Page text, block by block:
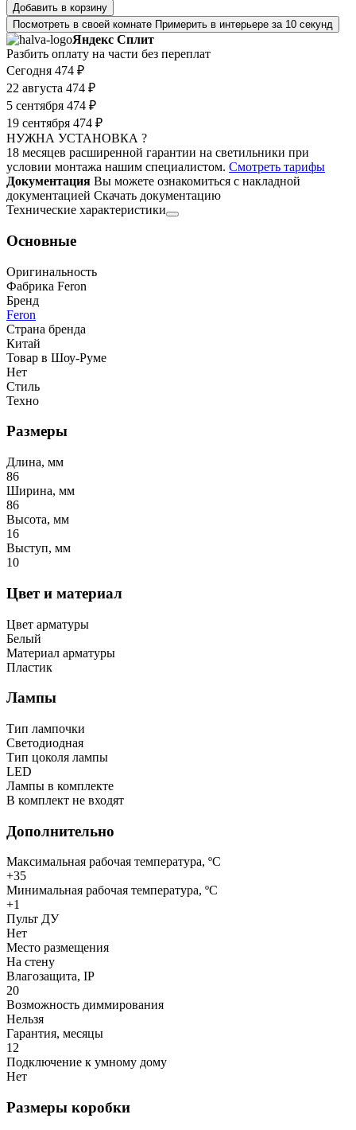
Добавить в корзину
Посмотреть в своей комнате Примерить в интерьере за 10 секунд
Яндекс Сплит
Разбить оплату на части без переплат
Сегодня 474 ₽
22 августа 474 ₽
5 сентября 474 ₽
19 сентября 474 ₽
НУЖНА УСТАНОВКА ?
18 месяцев расширенной гарантии на светильники при
условии монтажа нашим специалистом. Смотреть тарифы
Документация Вы можете ознакомиться с накладной
документацией Скачать документацию
Технические характеристики
Основные
Оригинальность
Фабрика Feron
Бренд
Feron
Страна бренда
Китай
Товар в Шоу-Руме
Нет
Стиль
Техно
Размеры
Длина, мм
86
Ширина, мм
86
Высота, мм
16
Выступ, мм
10
Цвет и материал
Цвет арматуры
Белый
Материал арматуры
Пластик
Лампы
Тип лампочки
Светодиодная
Тип цоколя лампы
LED
Лампы в комплекте
В комплект не входят
Дополнительно
Максимальная рабочая температура, ºС
+35
Минимальная рабочая температура, ºС
+1
Пульт ДУ
Нет
Место размещения
На стену
Влагозащита, IP
20
Возможность диммирования
Нельзя
Гарантия, месяцы
12
Подключение к умному дому
Нет
Размеры коробки